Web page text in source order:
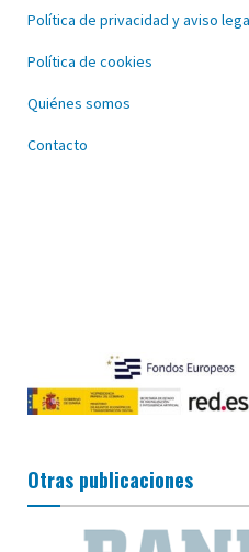
Política de privacidad y aviso
Política de cookies
Quiénes somos
Contacto
Otras publicaciones